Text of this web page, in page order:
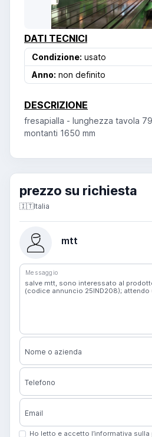
DATI TECNICI
Condizione: usato
Anno: non definito
DESCRIZIONE
fresapialla - lunghezza tavola
montanti 1650 mm
prezzo su richiesta
🇮🇹Italia
mtt
Messaggio
Nome o azienda
Telefono
Email
Ho letto e accetto l’informativa sulla